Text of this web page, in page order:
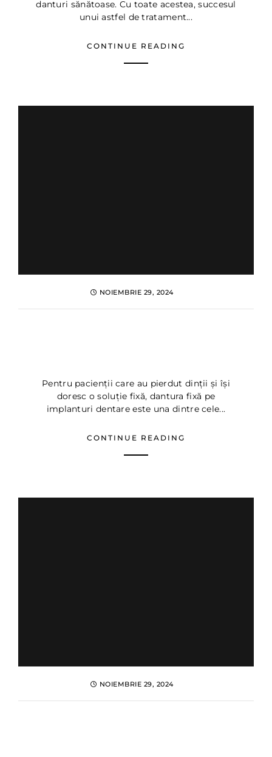
danturi sănătoase. Cu toate acestea, succesul
unui astfel de tratament...
CONTINUE READING
NOIEMBRIE 29, 2024
Pentru pacienții care au pierdut dinții și își
doresc o soluție fixă, dantura fixă pe
implanturi dentare este una dintre cele...
CONTINUE READING
NOIEMBRIE 29, 2024